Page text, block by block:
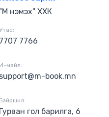
"М нэмэх" ХХК
7707 7766
И-мэйл:
support@m-book.mn
Байршил:
Гурван гол барилга, 6